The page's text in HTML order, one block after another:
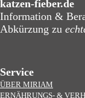
katzen-fieber.de
Information &
Abkürzung zu
Service
ÜBER MIRIAM
ERNÄHRUNGS- &